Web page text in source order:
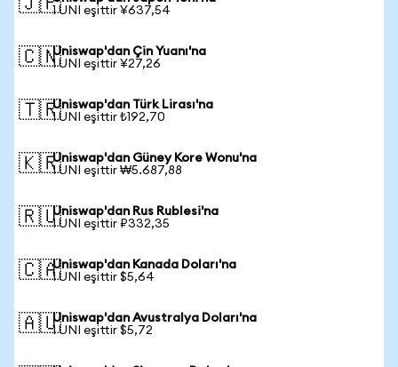
🇯🇵1 UNI eşittir ¥637,54
🇨🇳Uniswap'dan Çin Yuanı'na
1 UNI eşittir ¥27,26
🇹🇷Uniswap'dan Türk Lirası'na
1 UNI eşittir ₺192,70
🇰🇷Uniswap'dan Güney Kore Wonu'na
1 UNI eşittir ₩5.687,88
🇷🇺Uniswap'dan Rus Rublesi'na
1 UNI eşittir ₽332,35
🇨🇦Uniswap'dan Kanada Doları'na
1 UNI eşittir $5,64
🇦🇺Uniswap'dan Avustralya Doları'na
1 UNI eşittir $5,72